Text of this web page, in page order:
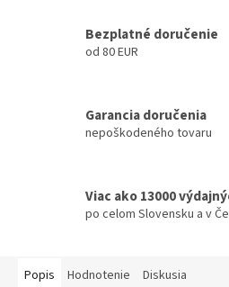
Bezplatné doručenie
od 80 EUR
Garancia doručenia
nepoškodeného tovaru
Viac ako 13000
po celom Slovensku a v
Popis Hodnotenie Diskusia